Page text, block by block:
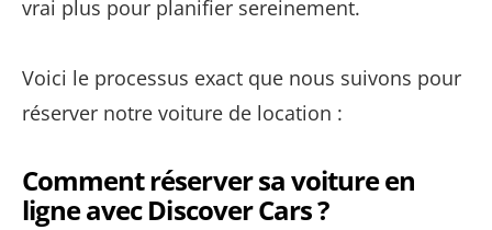
vrai plus pour planifier sereinement.
Voici le processus exact que nous suivons pour
réserver notre voiture de location :
Comment réserver sa voiture en
ligne avec Discover Cars ?